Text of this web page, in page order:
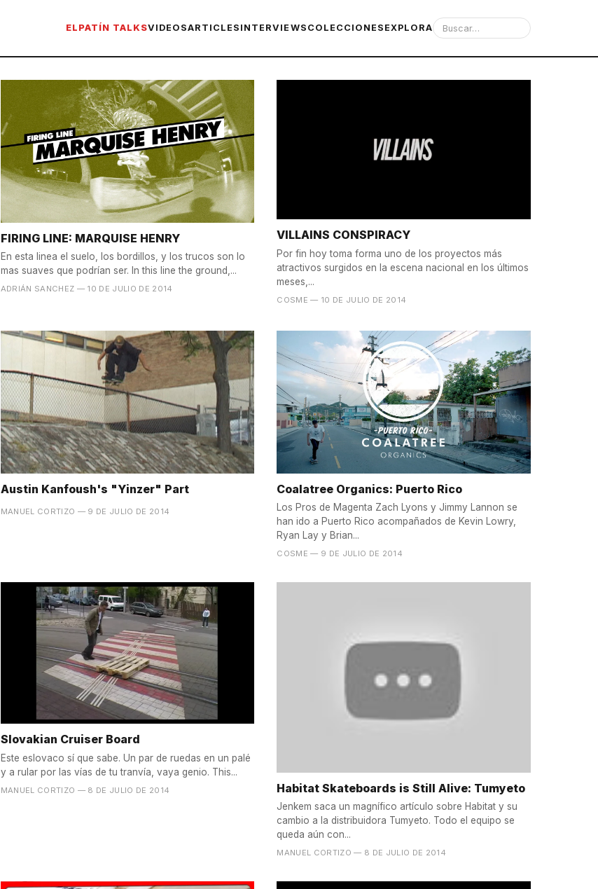
ELPATÍN TALKSVIDEOSARTICLES INTERVIEWS COLECCIONES EXPLORA
FIRING LINE: MARQUISE HENRY
En esta linea el suelo, los bordillos, y los trucos son lo
mas suaves que podrían ser. In this line the ground,...
ADRIÁN SANCHEZ — 10 DE JULIO DE 2014
VILLAINS CONSPIRACY
Por fin hoy toma forma uno de los proyectos más
atractivos surgidos en la escena nacional en los últimos
meses,...
COSME — 10 DE JULIO DE 2014
Austin Kanfoush's "Yinzer" Part
MANUEL CORTIZO — 9 DE JULIO DE 2014
Coalatree Organics: Puerto Rico
Los Pros de Magenta Zach Lyons y Jimmy Lannon se
han ido a Puerto Rico acompañados de Kevin Lowry,
Ryan Lay y Brian...
COSME — 9 DE JULIO DE 2014
Slovakian Cruiser Board
Este eslovaco sí que sabe. Un par de ruedas en un palé
y a rular por las vías de tu tranvía, vaya genio. This...
MANUEL CORTIZO — 8 DE JULIO DE 2014 Habitat Skateboards is Still Alive: Tumyeto
Jenkem saca un magnífico artículo sobre Habitat y su
cambio a la distribuidora Tumyeto. Todo el equipo se
queda aún con...
MANUEL CORTIZO — 8 DE JULIO DE 2014